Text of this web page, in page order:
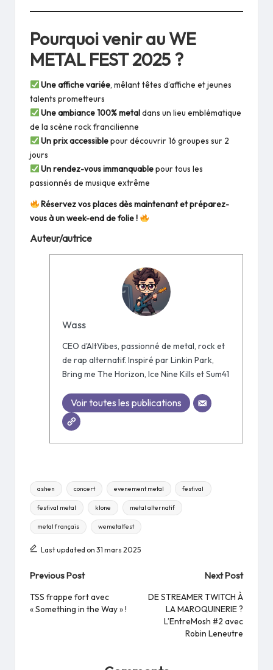
Pourquoi venir au WE
METAL FEST 2025 ?
Une affiche variée, mêlant têtes d’affiche et jeunes
talents prometteurs
Une ambiance 100% metaldans un lieu emblématique
de la scène rock francilienne
Un prix accessiblepour découvrir 16 groupes sur 2
jours
Un rendez-vous immanquablepour tous les
passionnés de musique extrême
Réservez vos places dès maintenant et préparez-
vous à un week-end de folie !
Auteur/autrice
Wass
CEO d'AltVibes, passionné de metal, rock et
de rap alternatif. Inspiré par Linkin Park,
Bring me The Horizon, Ice Nine Kills et Sum41
Voir toutes les publications
Tags:
ashen concert evenement metal festival
festival metal klone metal alternatif
metal français wemetalfest
Last updated on 31 mars 2025
Post
navigation
Previous Post
TSS frappe fort avec
« Something in the Way » !
Next Post
DE STREAMER TWITCH À
LA MAROQUINERIE ?
L’EntreMosh #2 avec
Robin Leneutre